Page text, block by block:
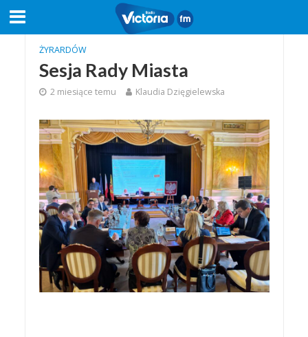
ŻYRARDÓW
Sesja Rady Miasta
2 miesiące temu Klaudia Dzięgielewska